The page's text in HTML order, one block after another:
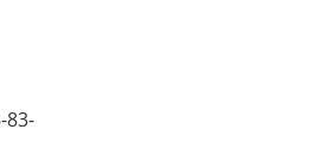
83-